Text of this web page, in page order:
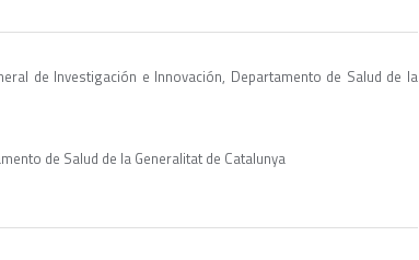
de Investigación e Innovación, Departamento de Salud de la
de Salud de la Generalitat de Catalunya